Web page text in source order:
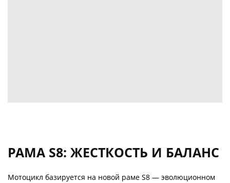
РАМА S8: ЖЕСТКОСТЬ И БАЛАНС
Мотоцикл базируется на новой раме S8 — эволюционном